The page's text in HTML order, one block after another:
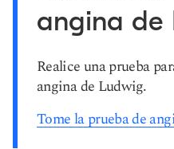
angina de
Realice una prueba
angina de Ludwig.
Tome la prueba de